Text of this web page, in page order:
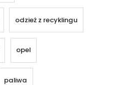
odzież z recyklingu
opel
paliwa